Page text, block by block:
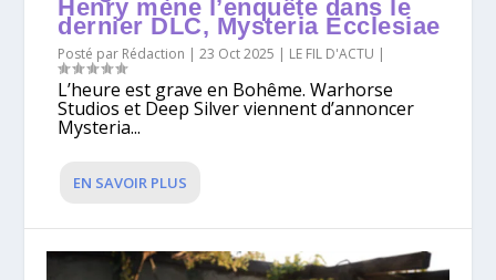
Henry mène l’enquête dans le
dernier DLC, Mysteria Ecclesiae
Posté par Rédaction |23 Oct 2025 | LE FIL D'ACTU |
L’heure est grave en Bohême. Warhorse
Studios et Deep Silver viennent d’annoncer
Mysteria...
EN SAVOIR PLUS